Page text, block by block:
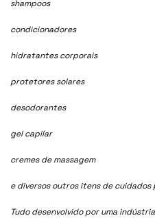
shampoos
condicionadores
hidratantes corporais
protetores solares
desodorantes
gel capilar
cremes de massagem
e diversos outros itens de cuidados
Tudo desenvolvido por uma